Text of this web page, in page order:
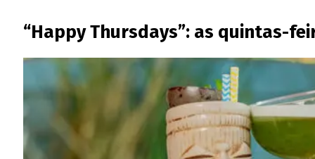
“Happy Thursdays”: as quintas-